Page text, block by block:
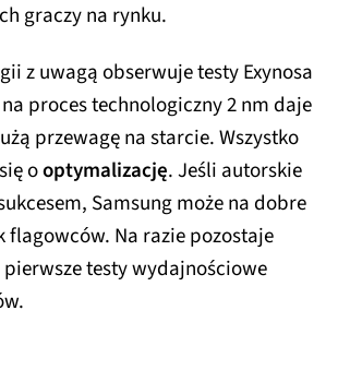
graczy na rynku.
z uwagą obserwuje testy Exynosa
proces technologiczny 2 nm daje
przewagę na starcie. Wszystko
ooptymalizację. Jeśli autorskie
Samsung może na dobre
flagowców. Na razie pozostaje
pierwsze testy wydajnościowe